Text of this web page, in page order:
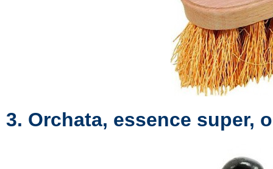
3. Orchata, essence super,